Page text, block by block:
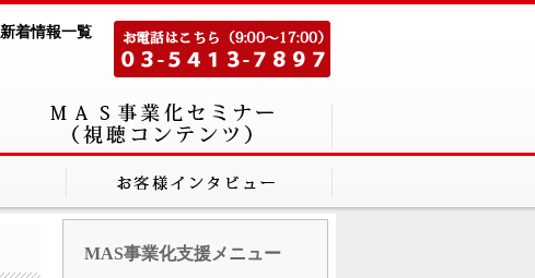
新着情報一覧
MAS事業化支援メニュー